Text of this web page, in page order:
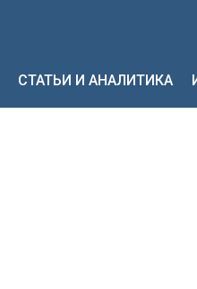
СТАТЬИ И АНАЛИТИКА